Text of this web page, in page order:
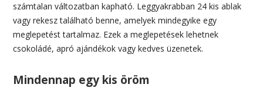
számtalan változatban kapható. Leggyakrabban 24 kis ablak
vagy rekesz található benne, amelyek mindegyike egy
meglepetést tartalmaz. Ezek a meglepetések lehetnek
csokoládé, apró ajándékok vagy kedves üzenetek.
Mindennap egy kis öröm